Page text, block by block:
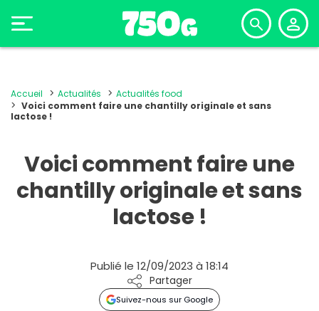
Accueil Actualités
Actualités food
Voici comment faire une chantilly originale et sans
lactose !
Voici comment faire une
chantilly originale et sans
lactose !
Publié le 12/09/2023 à 18:14
Partager
Suivez-nous sur Google